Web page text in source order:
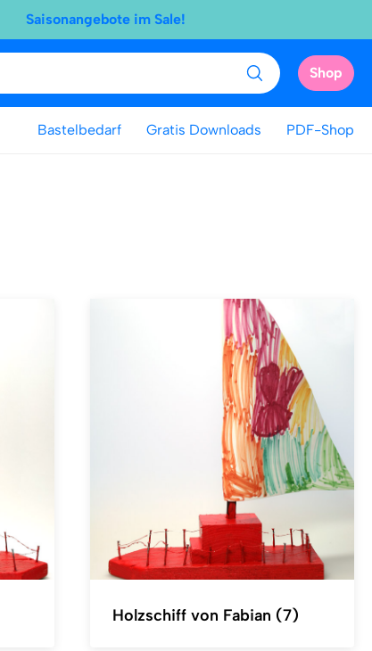
Saisonangebote im Sale!
Shop
Bastelbedarf Gratis Downloads PDF-Shop
Holzschiff von Fabian (7)